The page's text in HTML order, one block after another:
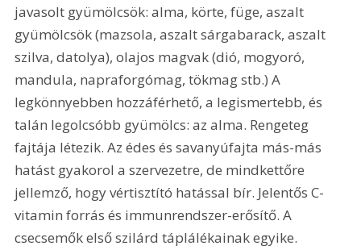
javasolt gyümölcsök: alma, körte, füge, aszalt
gyümölcsök (mazsola, aszalt sárgabarack, aszalt
szilva, datolya), olajos magvak (dió, mogyoró,
mandula, napraforgómag, tökmag stb.) A
legkönnyebben hozzáférhető, a legismertebb, és
talán legolcsóbb gyümölcs: az alma. Rengeteg
fajtája létezik. Az édes és savanyúfajta más-más
hatást gyakorol a szervezetre, de mindkettőre
jellemző, hogy vértisztító hatással bír. Jelentős C-
vitamin forrás és immunrendszer-erősítő. A
csecsemők első szilárd táplálékainak egyike.